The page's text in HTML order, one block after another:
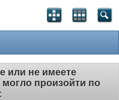
или не имеете
могло произойти по